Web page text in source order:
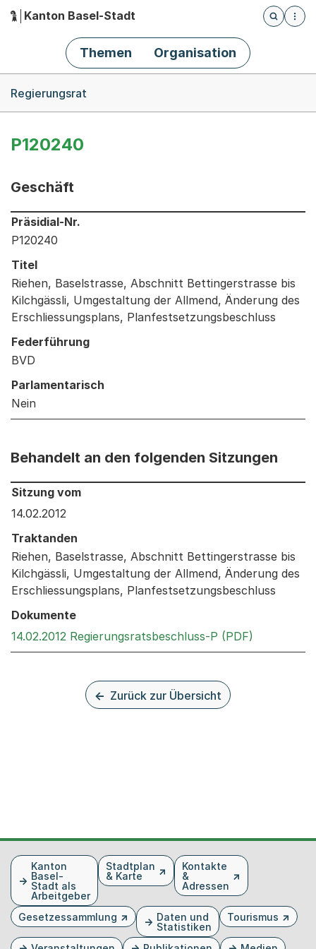
Hauptnavigation
Kanton Basel-Stadt
Öffnet
Themen Organisation
Regierungsrat
P120240
Geschäft
Informationen zum Ausgewählten Geschäft
Präsidial-Nr.
P120240
Titel
Riehen, Baselstrasse, Abschnitt Bettingerstrasse bis
Kilchgässli, Umgestaltung der Allmend, Änderung des
Erschliessungsplans, Planfestsetzungsbeschluss
Federführung
BVD
Parlamentarisch
Nein
Behandelt an den folgenden Sitzungen
Behandelt an den folgenden Sitzungen: Informationen
Sitzung vom
14.02.2012
Traktanden
Riehen, Baselstrasse, Abschnitt Bettingerstrasse bis
Kilchgässli, Umgestaltung der Allmend, Änderung des
Erschliessungsplans, Planfestsetzungsbeschluss
Dokumente
14.02.2012 Regierungsratsbeschluss-P (PDF)
Zurück zur Übersicht
FusszeileKanton
Basel-
Stadt als
Arbeitgeber
Stadtplan
& Karte
Kontakte
&
Adressen
Gesetzessammlung
Daten und
Statistiken
Tourismus